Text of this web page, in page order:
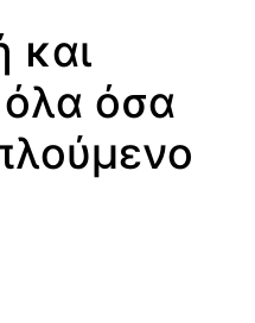
και
όσα